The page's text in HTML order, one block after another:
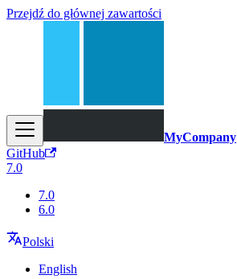
Przejdź do głównej zawartości
MyCompany
GitHub
7.0
7.0
6.0
Polski
English